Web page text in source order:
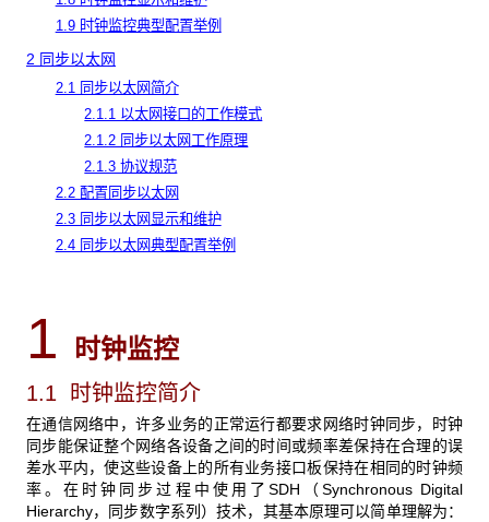
1.9 时钟监控典型配置举例
2 同步以太网
2.1 同步以太网简介
2.1.1 以太网接口的工作模式
2.1.2 同步以太网工作原理
2.1.3 协议规范
2.2 配置同步以太网
2.3 同步以太网显示和维护
2.4 同步以太网典型配置举例
1 时钟监控
1.1 时钟监控简介
在通信网络中，许多业务的正常运行都要求网络时钟同步，时钟
同步能保证整个网络各设备之间的时间或频率差保持在合理的误
差水平内，使这些设备上的所有业务接口板保持在相同的时钟频
率。在时钟同步过程中使用了SDH （Synchronous Digital
Hierarchy，同步数字系列）技术，其基本原理可以简单理解为：